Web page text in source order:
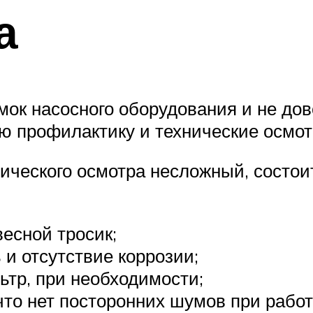
насосного оборудования и не
профилактику и технические
осмотра несложный,
тросик;
отсутствие коррозии;
при необходимости;
нет посторонних шумов при